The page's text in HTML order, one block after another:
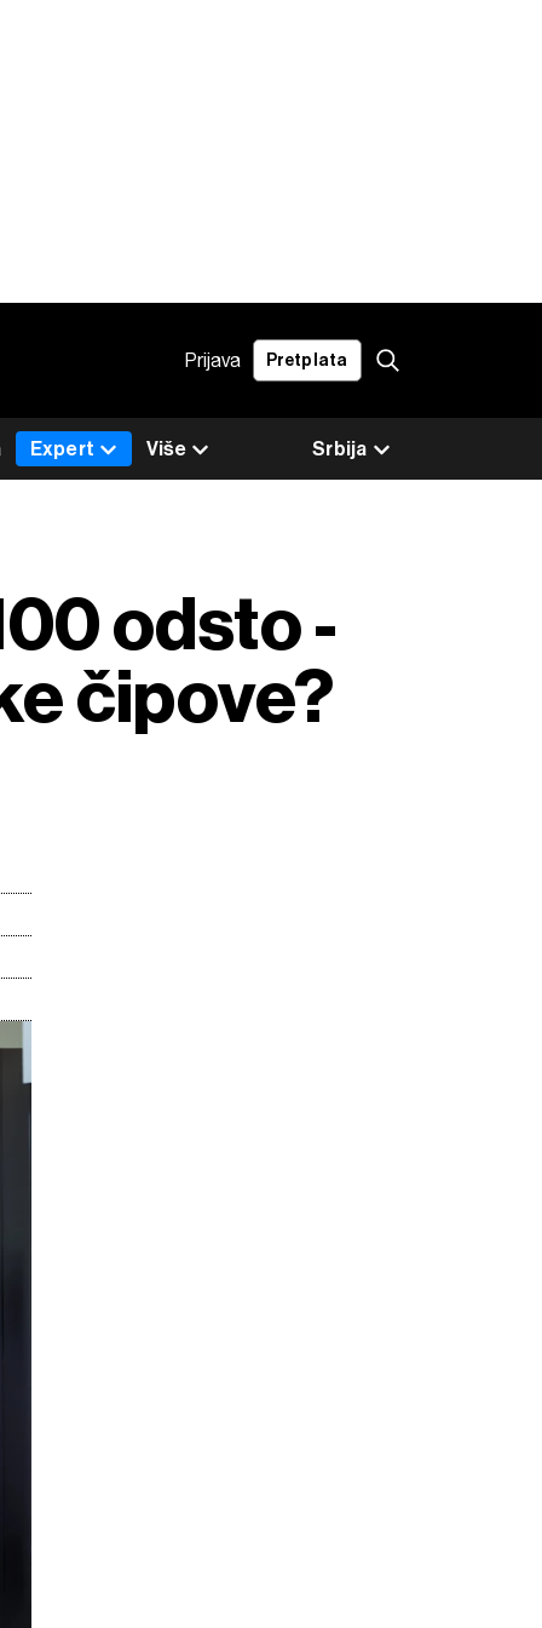
Prijava Pretplata
Srbija
Expert Više
odsto -
čipove?